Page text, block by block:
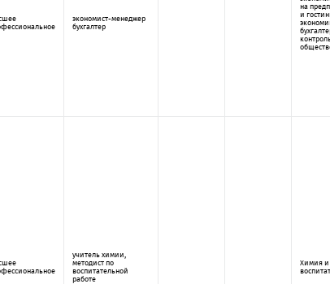
экономист-менеджер
бухгалтер
на
и
учитель химии,
методист по
воспитательной
работе
Химия и